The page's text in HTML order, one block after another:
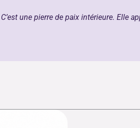
une pierre de paix intérieure. Elle